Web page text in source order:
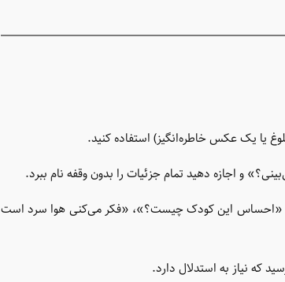
یا یک عکس خاطره‌انگیز) استفاده کنید.
و اجازه دهید تمام جزئیات را بدون وقفه نام ببرد.
«احساس این کودک چیست؟»، «فکر می‌کنی هوا سرد است
که نیاز به استدلال دارد.